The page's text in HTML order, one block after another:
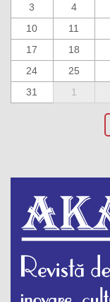
3
4
10
11
17
18
24
25
31
1